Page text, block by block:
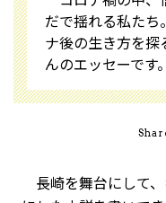
だで揺れる私たち
ナ後の生き方を探
んのエッセーです。
長崎を舞台にして